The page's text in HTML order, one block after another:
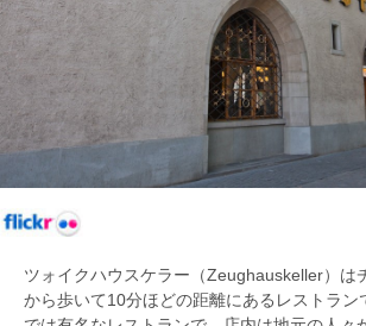
ツォイクハウスケラー（Zeughauskeller）は
から歩いて10分ほどの距離にあるレストラン